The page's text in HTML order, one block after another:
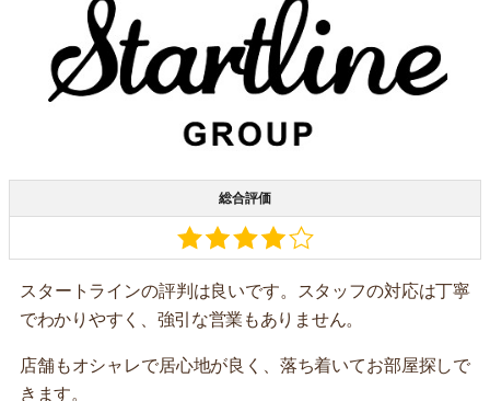
総合評価
スタートラインの評判は良いです。スタッフの対応は丁寧
でわかりやすく、強引な営業もありません。
店舗もオシャレで居心地が良く、落ち着いてお部屋探しで
きます。